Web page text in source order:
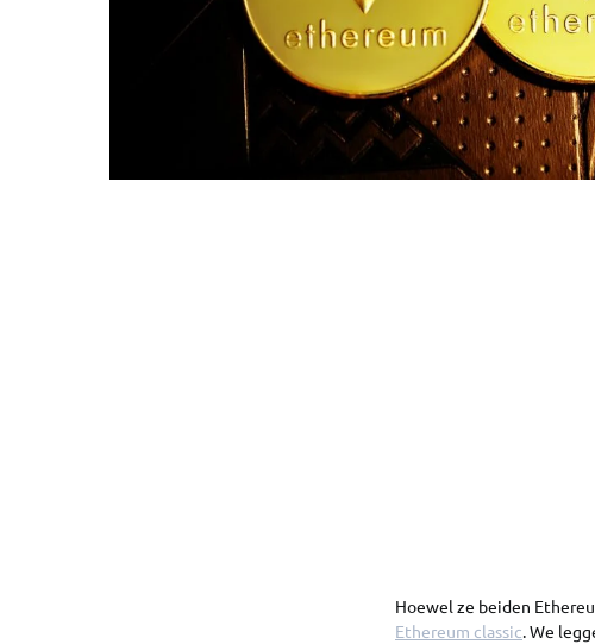
Hoewel ze beiden
Ethereum classic. We